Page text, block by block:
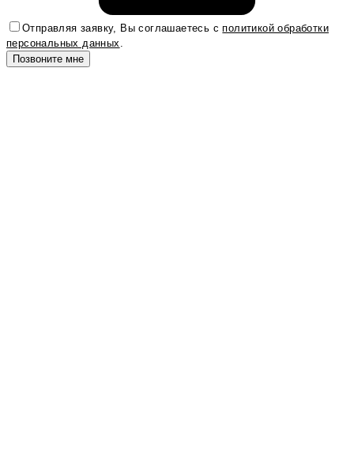
Отправляя заявку, Вы соглашаетесь сполитикой обработки
персональных данных